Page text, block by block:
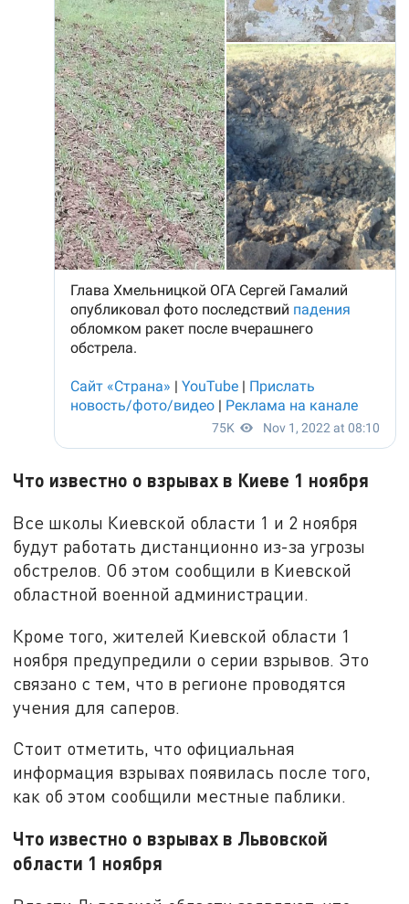
Что известно о взрывах в Киеве 1 ноября
Все школы Киевской области 1 и 2 ноября
будут работать дистанционно из-за угрозы
обстрелов. Об этом сообщили в Киевской
областной военной администрации.
Кроме того, жителей Киевской области 1
ноября предупредили о серии взрывов. Это
связано с тем, что в регионе проводятся
учения для саперов.
Стоит отметить, что официальная
информация взрывах появилась после того,
как об этом сообщили местные паблики.
Что известно о взрывах в Львовской
области 1 ноября